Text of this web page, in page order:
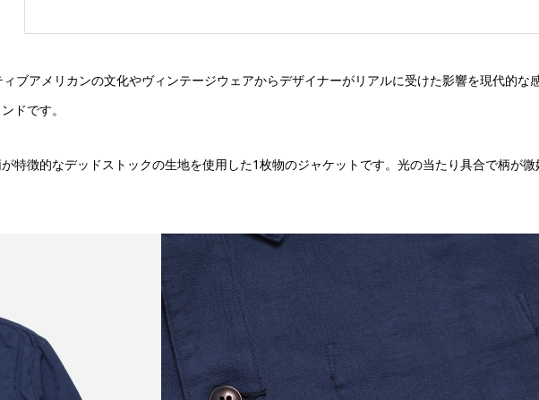
ブアメリカンの文化やヴィンテージウェアからデザイナーがリアルに受けた影響を現代的な
ドです。
特徴的なデッドストックの生地を使用した1枚物のジャケットです。光の当たり具合で柄が